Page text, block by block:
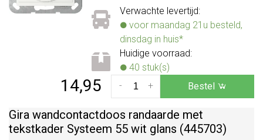
Verwachte levertijd:
voor maandag 21u besteld,
dinsdag in huis*
Huidige voorraad:
40 stuk(s)
14,95 +
- Bestel
Gira wandcontactdoos randaarde met
tekstkader Systeem 55 wit glans (445703)